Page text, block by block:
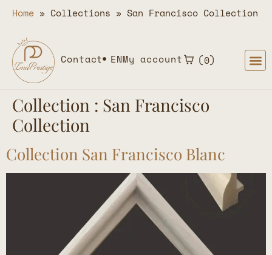
Home » Collections » San Francisco Collection
Contact ENMy account 0
Collection : San Francisco
Collection
Collection San Francisco Blanc